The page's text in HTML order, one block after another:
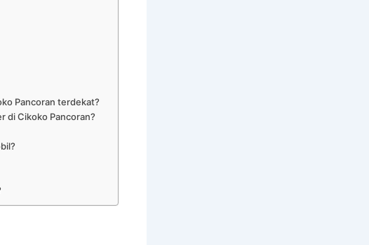
Pancoran terdekat?
di Cikoko Pancoran?